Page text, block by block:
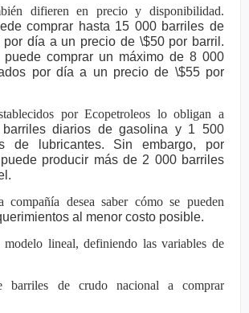
difieren en precio y disponibilidad.
comprar hasta 15 000 barriles de
por día a un precio de \$50 por barril.
puede comprar un máximo de 8 000
por día a un precio de \$55 por
por Ecopetroleos lo obligan a
barriles diarios de gasolina y 1 500
de lubricantes. Sinembargo, por
producir más de 2 000 barriles
desea saber cómo se pueden
al menor costo posible.
modelo lineal, definiendo las variables de
barriles de crudo nacional a comprar